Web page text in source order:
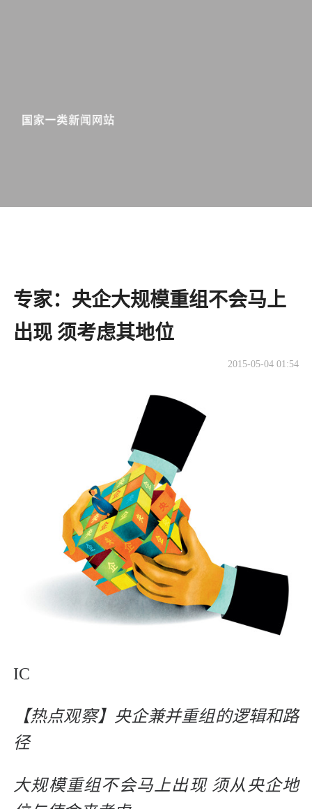
专家：央企大规模重组不会马上
出现 须考虑其地位
2015-05-04 01:54
IC
【热点观察】央企兼并重组的逻辑和路
径
大规模重组不会马上出现 须从央企地